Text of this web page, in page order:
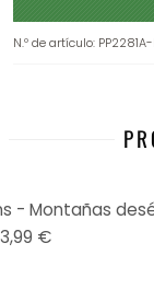
N.º de artículo:
- Montañas
€